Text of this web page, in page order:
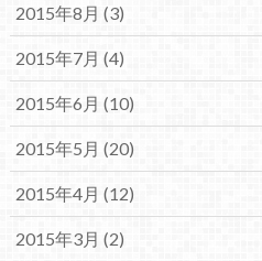
2015年8月 (3)
2015年7月 (4)
2015年6月 (10)
2015年5月 (20)
2015年4月 (12)
2015年3月 (2)